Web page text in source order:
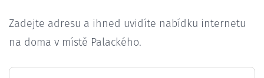
Zadejte adresu a ihned uvidíte nabídku internetu
na doma v místě Palackého.